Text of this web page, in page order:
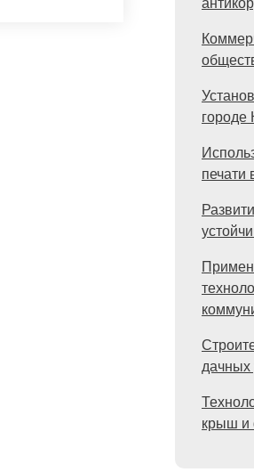
городе
печати
дачных
крыш и